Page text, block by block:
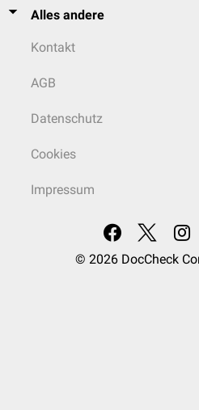
Alles andere
Kontakt
AGB
Datenschutz
Cookies
Impressum
© 2026 DocCheck